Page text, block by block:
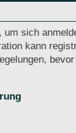
sich
kann